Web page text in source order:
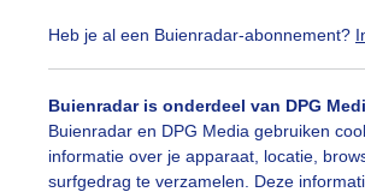
Heb je al een Buienradar-abonnement?
Buienradar is onderdeel van DPG
Buienradar en DPG Media gebruiken
informatie over je apparaat, locatie,
surfgedrag te verzamelen. Deze
Klikhierom dit aan te